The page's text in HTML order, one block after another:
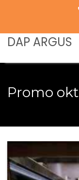
DAP ARGUS
Promo